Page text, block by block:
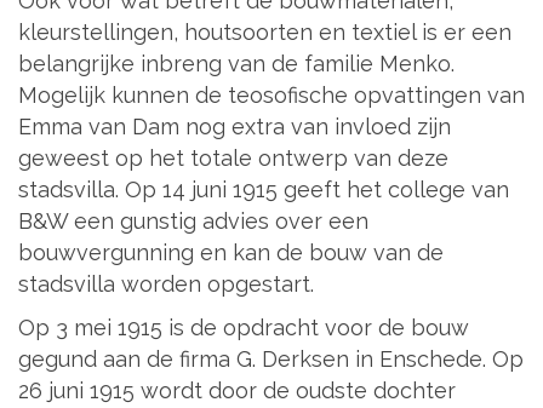
kleurstellingen, houtsoorten en textiel is er een
belangrijke inbreng van de familie Menko.
Mogelijk kunnen de teosofische opvattingen van
Emma van Dam nog extra van invloed zijn
geweest op het totale ontwerp van deze
stadsvilla. Op 14 juni 1915 geeft het college van
B&W een gunstig advies over een
bouwvergunning en kan de bouw van de
stadsvilla worden opgestart.
Op 3 mei 1915 is de opdracht voor de bouw
gegund aan de firma G. Derksen in Enschede. Op
26 juni 1915 wordt door de oudste dochter